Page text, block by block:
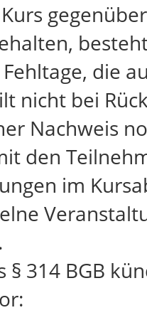
die
nicht bei
Nachweis
den
im
314 BGB